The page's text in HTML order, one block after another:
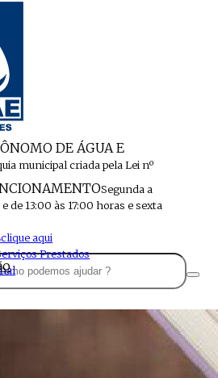
DE ÁGUA E
municipal criada pela Lei nº
Segunda a
de 13:00 às 17:00 horas e sexta
clique aqui
Prestados